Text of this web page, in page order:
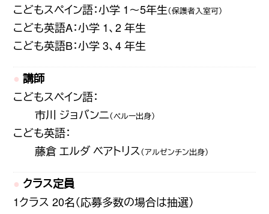
こどもスペイン語：小学 1～5年生（保護者入室可）
こども英語A：小学 1、2 年生
こども英語B：小学 3、4 年生
講師
こどもスペイン語：
市川 ジョバンニ（ペルー出身）
こども英語：
藤倉 エルダ ベアトリス（アルゼンチン出身）
クラス定員
1クラス 20名（応募多数の場合は抽選）